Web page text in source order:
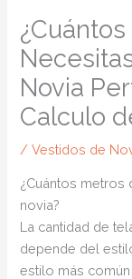
Novia
Calculo
/Vestidos de
¿Cuántos metros
novia?
La cantidad de
depende del
estilo más